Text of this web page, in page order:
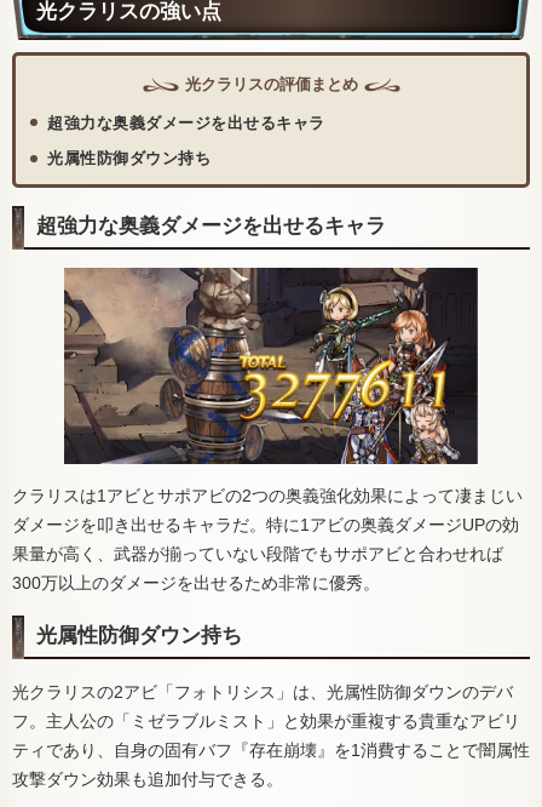
光クラリスの強い点
光クラリスの評価まとめ
超強力な奥義ダメージを出せるキャラ
光属性防御ダウン持ち
超強力な奥義ダメージを出せるキャラ
クラリスは1アビとサポアビの2つの奥義強化効果によって凄まじい
ダメージを叩き出せるキャラだ。特に1アビの奥義ダメージUPの効
果量が高く、武器が揃っていない段階でもサポアビと合わせれば
300万以上のダメージを出せるため非常に優秀。
光属性防御ダウン持ち
光クラリスの2アビ「フォトリシス」は、光属性防御ダウンのデバ
フ。主人公の「ミゼラブルミスト」と効果が重複する貴重なアビリ
ティであり、自身の固有バフ『存在崩壊』を1消費することで闇属性
攻撃ダウン効果も追加付与できる。